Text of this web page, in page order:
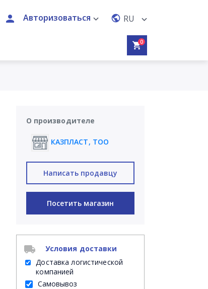
Авторизоваться RU
0
О производителе
КАЗПЛАСТ, ТОО
Написать продавцу
Посетить магазин
Условия доставки
Доставка логистической
компанией
Самовывоз